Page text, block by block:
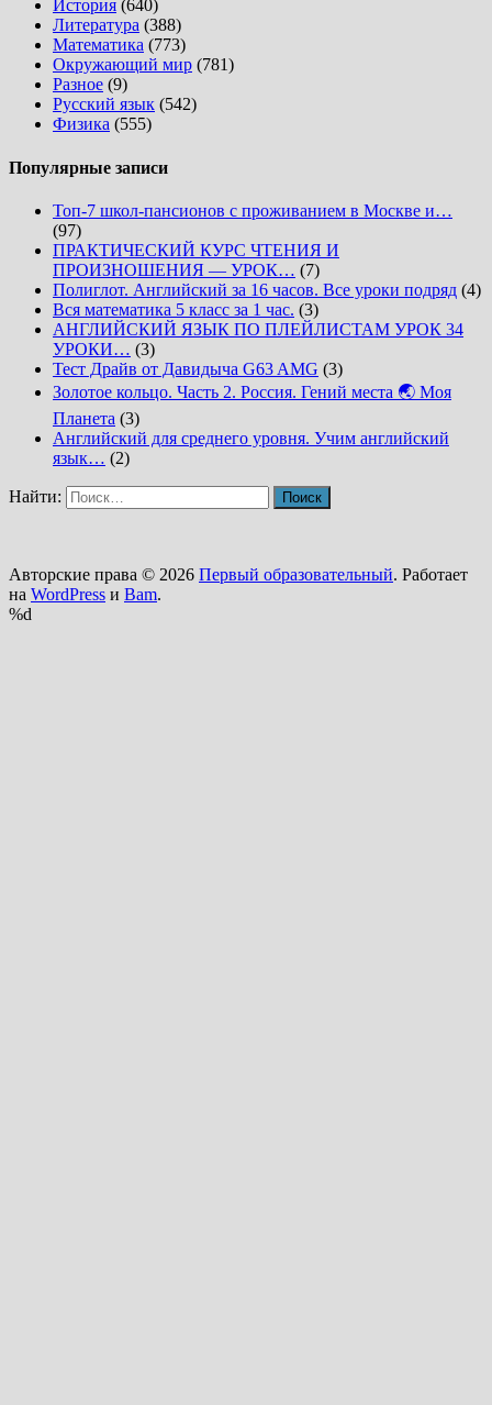
История (640)
Литература (388)
Математика (773)
Окружающий мир (781)
Разное (9)
Русский язык (542)
Физика (555)
Популярные записи
Топ-7 школ-пансионов с проживанием в Москве и…
(97)
ПРАКТИЧЕСКИЙ КУРС ЧТЕНИЯ И
ПРОИЗНОШЕНИЯ — УРОК… (7)
Полиглот. Английский за 16 часов. Все уроки подряд (4)
Вся математика 5 класс за 1 час. (3)
АНГЛИЙСКИЙ ЯЗЫК ПО ПЛЕЙЛИСТАМ УРОК 34
УРОКИ… (3)
Тест Драйв от Давидыча G63 AMG (3)
Золотое кольцо. Часть 2. Россия. Гений места 🌏 Моя
Планета (3)
Английский для среднего уровня. Учим английский
язык… (2)
Найти:
Авторские права © 2026 Первый образовательный. Работает
на WordPress и Bam.
%d